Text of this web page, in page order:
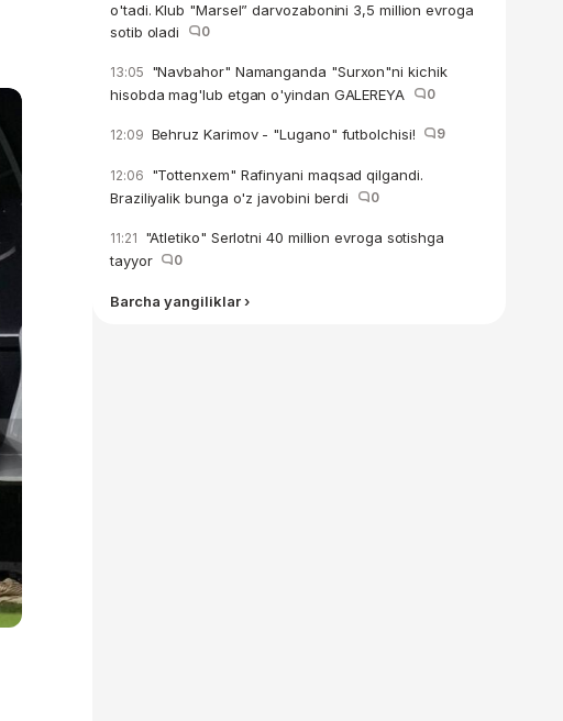
o'tadi. Klub "Marsel” darvozabonini 3,5 million evroga
sotib oladi
0
13:05 "Navbahor" Namanganda "Surxon"ni kichik
hisobda mag'lub etgan o'yindan GALEREYA
0
12:09 Behruz Karimov - "Lugano" futbolchisi! 9
12:06 "Tottenxem" Rafinyani maqsad qilgandi.
Braziliyalik bunga o'z javobini berdi
0
11:21 "Atletiko" Serlotni 40 million evroga sotishga
tayyor
0
Barcha yangiliklar ›